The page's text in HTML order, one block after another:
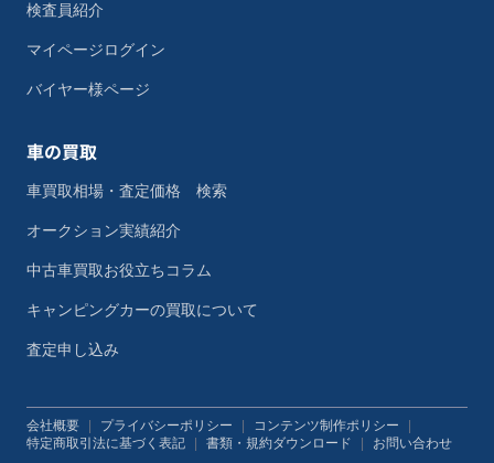
検査員紹介
マイページログイン
バイヤー様ページ
車の買取
車買取相場・査定価格 検索
オークション実績紹介
中古車買取お役立ちコラム
キャンピングカーの買取について
査定申し込み
会社概要 プライバシーポリシー コンテンツ制作ポリシー
特定商取引法に基づく表記
書類・規約ダウンロード お問い合わせ